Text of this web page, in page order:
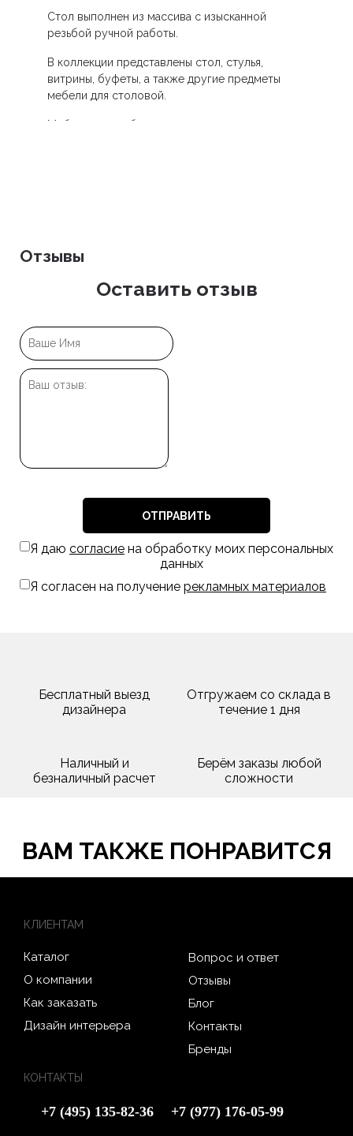
Стол выполнен из массива с изысканной
резьбой ручной работы.
В коллекции представлены стол, стулья,
витрины, буфеты, а также другие предметы
мебели для столовой.
Мебель может быть выполнена под заказ.
Отзывы
Оставить отзыв
ОТПРАВИТЬ
Я даю согласие на обработку моих персональных
данных
Я согласен на получение рекламных материалов
Бесплатный выезд
дизайнера
Отгружаем со склада в
течение 1 дня
Наличный и
безналичный расчет
Берём заказы любой
сложности
ВАМ ТАКЖЕ ПОНРАВИТСЯ
КЛИЕНТАМ
Каталог
О компании
Как заказать
Дизайн интерьера
Вопрос и ответ
Отзывы
Блог
Контакты
Бренды
КОНТАКТЫ
+7 (495) 135-82-36 +7 (977) 176-05-99